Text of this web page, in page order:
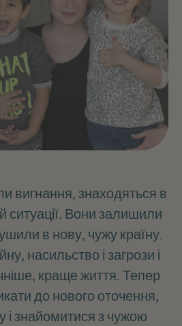
вигнання, знаходяться в
ситуації. Вони залишили
в нову, чужу країну.
насильство і загрози і
краще життя. Тепер
до нового оточення,
і знайомитися з чужою